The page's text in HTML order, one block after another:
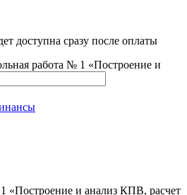
доступна сразу после оплаты
работа № 1 «Построение и